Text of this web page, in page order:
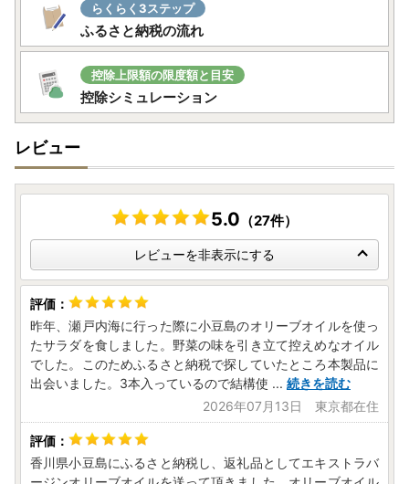
らくらく3ステップ
ふるさと納税の流れ
控除上限額の限度額と目安
控除シミュレーション
レビュー
5.0 （27件）
レビューを非表示にする
昨年、瀬戸内海に行った際に小豆島のオリーブオイルを使っ
たサラダを食しました。野菜の味を引き立て控えめなオイル
でした。このためふるさと納税で探していたところ本製品に
出会いました。3本入っているので結構使 ... 続きを読む
2026年07月13日 東京都在住
香川県小豆島にふるさと納税し、返礼品としてエキストラバ